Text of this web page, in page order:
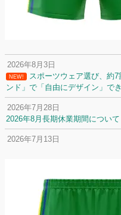
2026年8月3日
NEW!
スポーツウェア選び、約
ンド」で「自由にデザイン」で
2026年7月28日
2026年8月長期休業期間について
2026年7月13日
名前入りユニフォームで子ども
護者は約67%！「やや高いと感
する声も32.7%に！